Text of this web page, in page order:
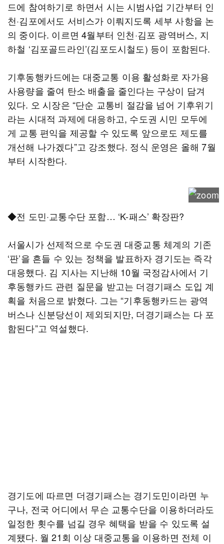
드에 참여하기로 하면서 시는 시범사업 기간부터 인
천·김포에서도 서비스가 이뤄지도록 세부 사항을 논
의 중이다. 이르면 4월부터 인천·김포 광역버스, 지
하철 ‘김포골드라인’(김포도시철도) 등이 포함된다.
기후동행카드에는 대중교통 이용 활성화로 자가용
사용량을 줄여 탄소 배출을 줄인다는 구상이 담겨
있다. 오 시장은 “단순 교통비 절감을 넘어 기후위기
라는 시대적 과제에 대응하고, 수도권 시민 모두에
게 교통 편익을 제공할 수 있도록 앞으로도 제도를
개선해 나가겠다”고 강조했다. 정식 운영은 올해 7월
부터 시작한다.
◆전 도민·교통수단 포함… ‘K-패스’ 확장판?
서울시가 선제적으로 수도권 대중교통 체계의 기존
‘판’을 흔들 수 있는 정책을 발표하자 경기도는 즉각
대응했다. 김 지사는 지난해 10월 국정감사에서 기
후동행카드 관련 질문을 받고는 더경기패스 도입 계
획을 처음으로 밝혔다. 그는 “기후동행카드는 광역
버스나 신분당선이 제외되지만, 더경기패스는 다 포
함된다”고 역설했다.
경기도에 따르면 더경기패스는 경기도민이라면 누
구나, 전국 어디에서 무슨 교통수단을 이용하더라도
일정한 횟수를 넘길 경우 혜택을 받을 수 있도록 설
계됐다. 월 21회 이상 대중교통을 이용하면 전체 이